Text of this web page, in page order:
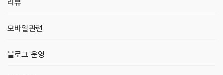
리뷰
모바일관련
블로그 운영